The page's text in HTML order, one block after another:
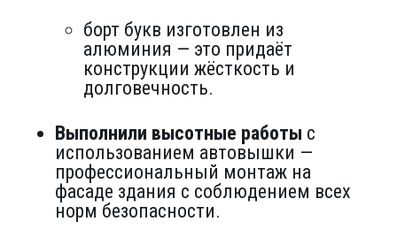
борт букв изготовлен из
алюминия — это придаёт
конструкции жёсткость и
долговечность.
Выполнили высотные работы с
использованием автовышки —
профессиональный монтаж на
фасаде здания с соблюдением всех
норм безопасности.